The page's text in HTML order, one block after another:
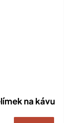
na kávu